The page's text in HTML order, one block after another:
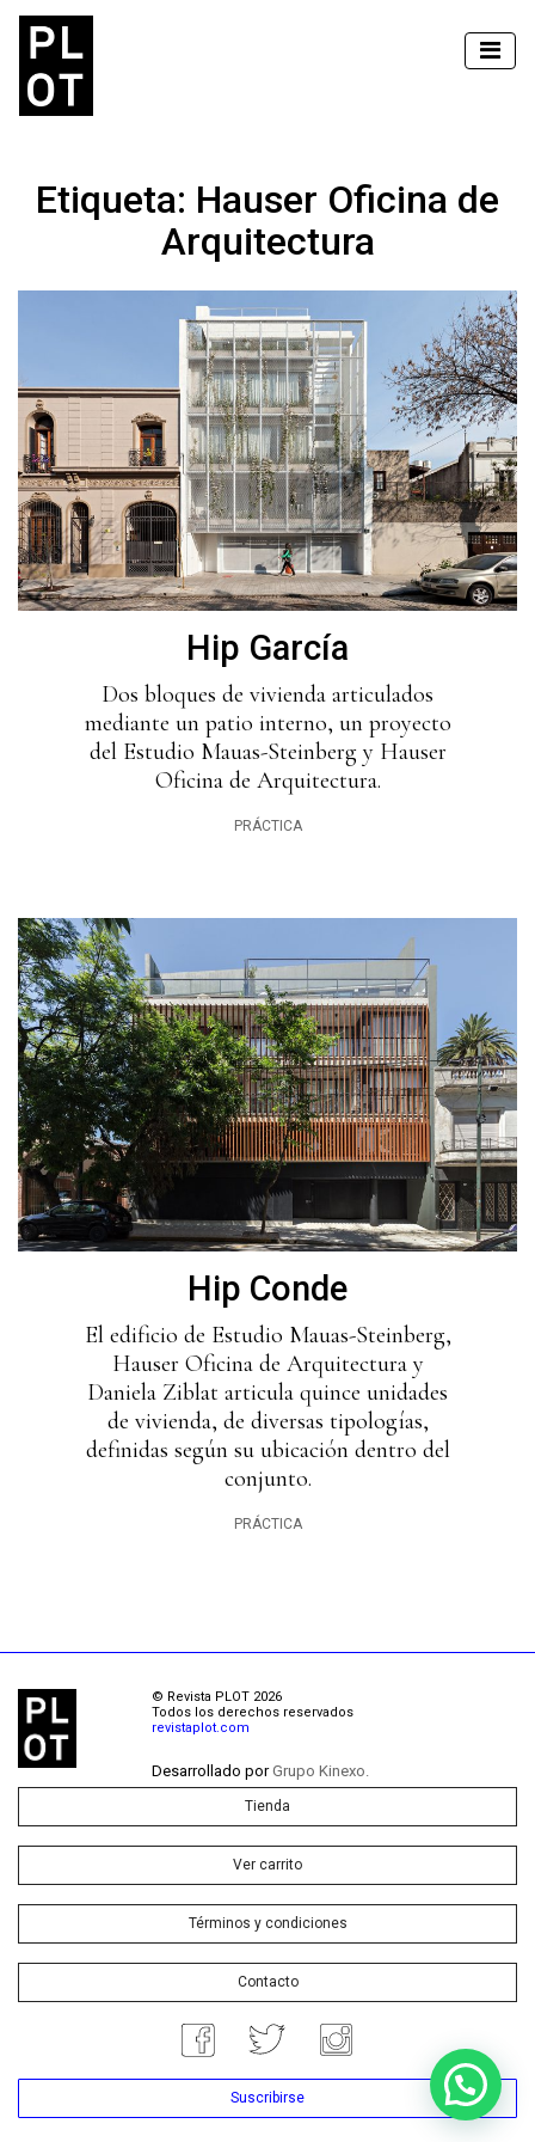
Etiqueta: Hauser Oficina de
Arquitectura
Hip García
Dos bloques de vivienda articulados
mediante un patio interno, un proyecto
del Estudio Mauas-Steinberg y Hauser
Oficina de Arquitectura.
PRÁCTICA
Hip Conde
El edificio de Estudio Mauas-Steinberg,
Hauser Oficina de Arquitectura y
Daniela Ziblat articula quince unidades
de vivienda, de diversas tipologías,
definidas según su ubicación dentro del
conjunto.
PRÁCTICA
© Revista PLOT 2026
Todos los derechos reservados
revistaplot.com
Desarrollado porGrupo Kinexo.
Tienda
Ver carrito
Términos y condiciones
Contacto
Suscribirse